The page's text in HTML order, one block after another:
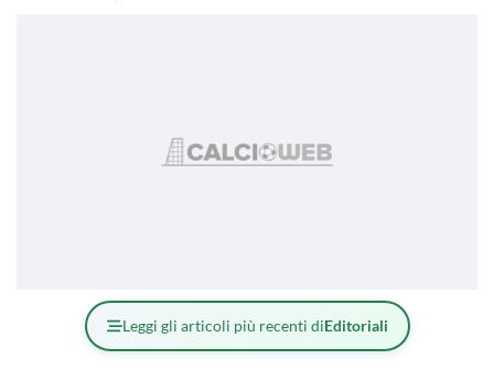
Leggi gli articoli più recenti diEditoriali